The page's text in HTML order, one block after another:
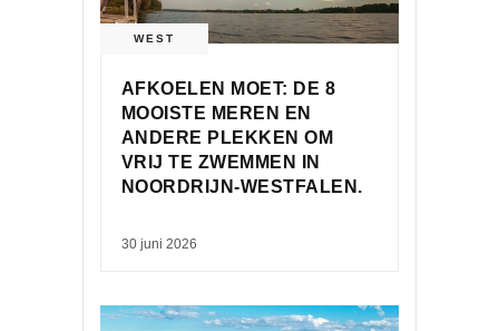
WEST
AFKOELEN MOET: DE 8
MOOISTE MEREN EN
ANDERE PLEKKEN OM
VRIJ TE ZWEMMEN IN
NOORDRIJN-WESTFALEN.
30 juni 2026